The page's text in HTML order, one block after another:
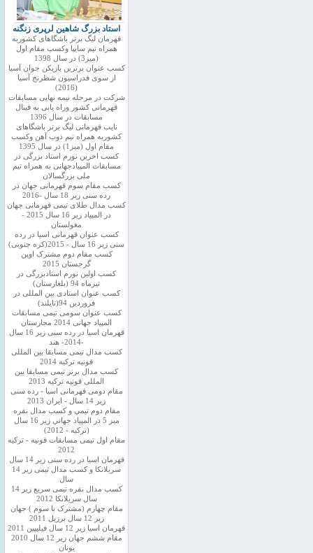
استاد بزرگ شاهین لرپری زنگنه
قهرمان لیگ برتر باشگاهای کشوربه
همراه تیم سایپا وکسب مقام اول
(میز3) در سال 1398
کسب عنوان برترین بازیکن جوان آسیا
از سوی فدراسیون شطرنج آسیا
(2016)
شرکت در مرحله نیمه نهایی مسابقات
قهرمانی کشور وراه یابی به فینال
مسابقات در سال 1396
نایب قهرمانی لیگ برتر باشگاهای
کشوربه همراه تیم ذوب آهن وکسب
مقام اول (میز1) در سال 1395
کسب اخرین نورم استاد بزرگی در
مسابقات المپیادجهانی به همراه تیم
ملی بزرگسالان
کسب مقام سوم قهرمانی جهان در
رده سنی زیر 18 سال -2016
کسب مدال طلای تیمی قهرمانی جهان
در المپیاد زیر 16 سال 2015 -
مغولستان
کسب عنوان قهرمانی اسیا در رده
سنی زیر 16 سال - 2015(کره جنوبی)
کسب مقام دوم مشترک اوپن
گرجستان 2015
کسب اولین نورم استادبزرگی در
تیرماه 94 (بلغارستان)
کسب عنوان استادی بین المللی در
فروردین 94(تایلند)
کسب عنوان سومی تیمی مسابقات
المپیاد جهانی 2014 مجارستان
قهرمان اسیا در رده سنی زیر 16 سال
-2014- هند
کسب مدال تیمی مسابقا بین المللی
قونیه ترکیه 2014
کسب مدال برنز تیمی مسابقا بین
المللی قونیه ترکیه 2013
مقام دومی قهرمانی اسیا - رده سنی
زیر 14 سال - ایران 2013
مقام دوم تيمي و كسب مدال نقره
ميز 5 در المپياد جهاني زير 16 سال
(تركيه - 2012)
مقام اول تیمی مسابقات قونیه - ترکیه
2012
قهرمان اسیا در رده سنی زیر 14 سال
سريلانكا و کسب مدال تیمی زیر 14
سال
کسب مدال نقره تیمی سریع زیر 14
سال سریلانکا 2012
مقام چهارم (مشترک با سوم ) جهان
زیر 12 سال برزیل 2011
قهرمان اسيا زير 12 سال فیلیپین 2011
مقام ششم جهان زیر 12 سال 2010
یونان